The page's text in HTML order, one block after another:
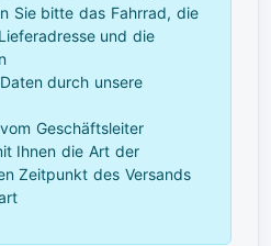
Sie bitte das Fahrrad, die
und die
durch unsere
Geschäftsleiter
Ihnen die Art der
Zeitpunkt des Versands